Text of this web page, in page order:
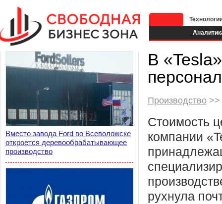
Вместо завода Ford во Всеволожске
откроется деревообрабатывающее
производство
В
Производство >>
Стоимость
компании
рухнула